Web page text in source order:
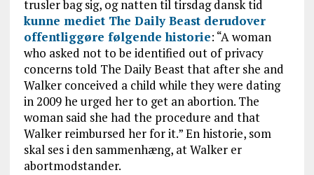
trusler bag sig, og natten til tirsdag dansk tid
kunne mediet The Daily Beast derudover
offentliggøre følgende historie: “A woman
who asked not to be identified out of privacy
concerns told The Daily Beast that after she and
Walker conceived a child while they were dating
in 2009 he urged her to get an abortion. The
woman said she had the procedure and that
Walker reimbursed her for it.” En historie, som
skal ses i den sammenhæng, at Walker er
abortmodstander.